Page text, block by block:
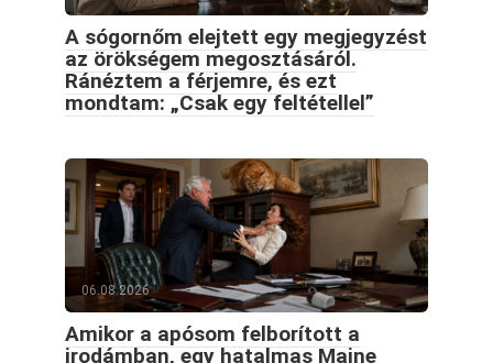
A sógornőm elejtett egy megjegyzést
az örökségem megosztásáról.
Ránéztem a férjemre, és ezt
mondtam: „Csak egy feltétellel”
06.08.2026
Amikor a apósom felborított a
irodámban, egy hatalmas Maine